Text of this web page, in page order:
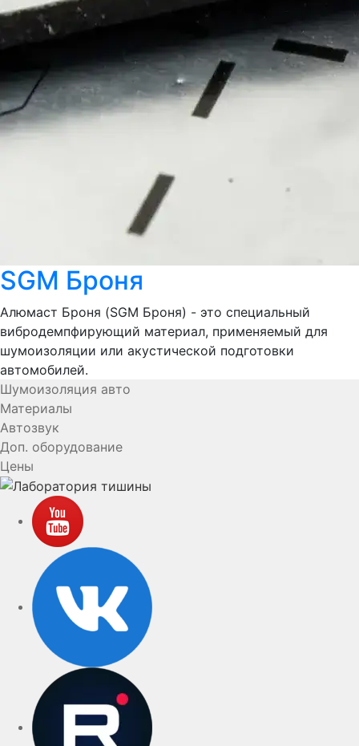
SGM Броня
Алюмаст Броня (SGM Броня) - это специальный
вибродемпфирующий материал, применяемый для
шумоизоляции или акустической подготовки
автомобилей.
Шумоизоляция авто
Материалы
Автозвук
Доп. оборудование
Цены